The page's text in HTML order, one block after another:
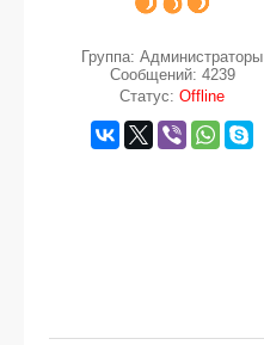
Группа: Администраторы
Сообщений: 4239
Статус: Offline